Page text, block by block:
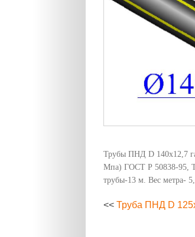
Трубы ПНД D 140х12,7
Мпа) ГОСТ Р 50838-95,
трубы-13 м. Вес метра-
<< Труба ПНД D